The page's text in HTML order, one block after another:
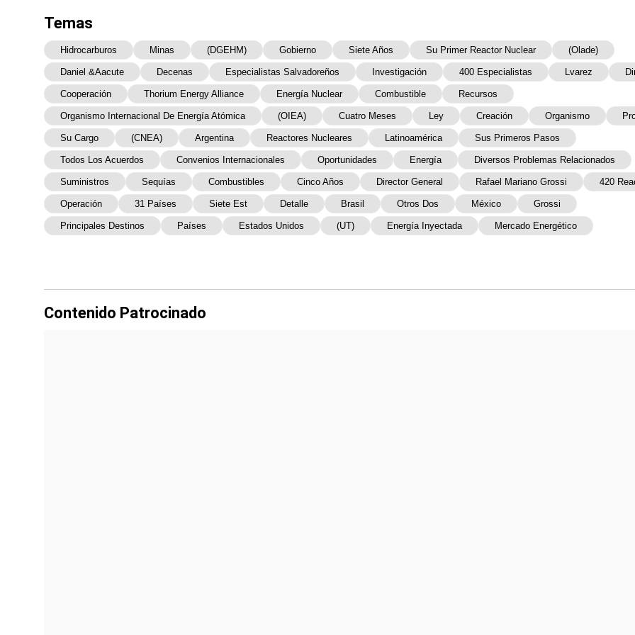
Temas
Hidrocarburos Minas (DGEHM) Gobierno Siete Años Su Primer Reactor Nuclear (Olade)
Daniel &Aacute Decenas Especialistas Salvadoreños Investigación 400 Especialistas Lvarez
Cooperación Thorium Energy Alliance Energía Nuclear Combustible Recursos
Organismo Internacional De Energía Atómica (OIEA) Cuatro Meses Ley Creación Organismo
Su Cargo (CNEA) Argentina Reactores Nucleares Latinoamérica Sus Primeros Pasos
Todos Los Acuerdos Convenios Internacionales Oportunidades Energía Diversos Problemas Relacionados
Suministros Sequías Combustibles Cinco Años Director General Rafael Mariano Grossi 420
Operación 31 Países Siete Est Detalle Brasil Otros Dos México Grossi
Principales Destinos Países Estados Unidos (UT) Energía Inyectada Mercado Energético
Contenido Patrocinado